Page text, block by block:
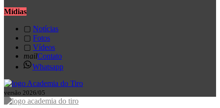
Mídias
▢ Notícias
▢ Fotos
▢ Vídeos
mailContato
Whatsapp
versão 2026/05